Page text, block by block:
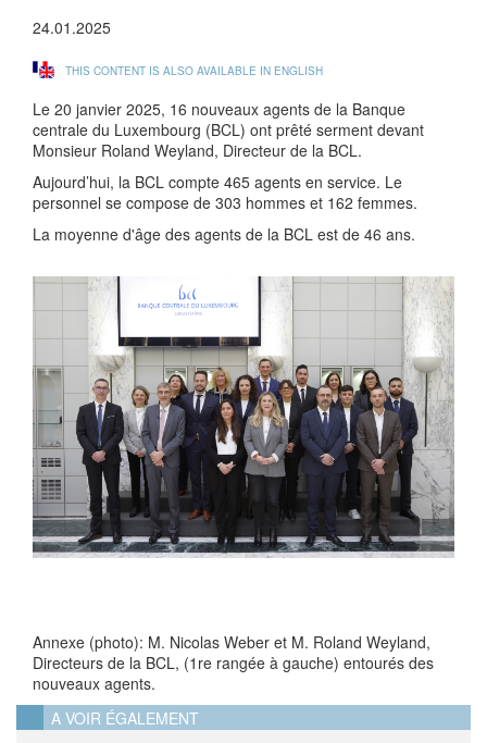
24.01.2025
THIS CONTENT IS ALSO AVAILABLE IN ENGLISH
Le 20 janvier 2025, 16 nouveaux agents de la Banque
centrale du Luxembourg (BCL) ont prêté serment devant
Monsieur Roland Weyland, Directeur de la BCL.
Aujourd’hui, la BCL compte 465 agents en service. Le
personnel se compose de 303 hommes et 162 femmes.
La moyenne d'âge des agents de la BCL est de 46 ans.
Annexe (photo): M. Nicolas Weber et M. Roland Weyland,
Directeurs de la BCL, (1re rangée à gauche) entourés des
nouveaux agents.
A VOIR ÉGALEMENT